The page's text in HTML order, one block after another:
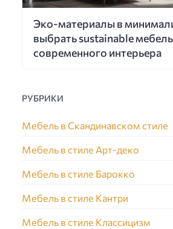
Эко-материалы в
выбрать sustainable
современного интерьера
РУБРИКИ
Мебель в Скандинавском стиле
Мебель в стиле Арт-деко
Мебель в стиле Барокко
Мебель в стиле Кантри
Мебель в стиле Классицизм